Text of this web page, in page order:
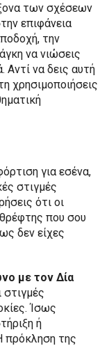
των σχέσεων
επιφάνεια
την
να νιώσεις
Αντί να δεις αυτή
χρησιμοποιήσεις
για εσένα,
στιγμές
ότι οι
που σου
δεν είχες
με τον Δία
στιγμές
Ίσως
ή
πρόκληση της